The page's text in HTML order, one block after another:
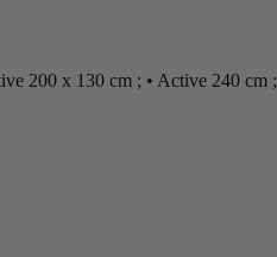
200 x 130 cm ; • Active 240 cm ;